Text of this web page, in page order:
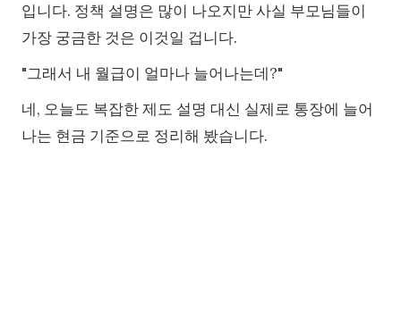
입니다. 정책 설명은 많이 나오지만 사실 부모님들이
가장 궁금한 것은 이것일 겁니다.
"그래서 내 월급이 얼마나 늘어나는데?"
네, 오늘도 복잡한 제도 설명 대신 실제로 통장에 늘어
나는 현금 기준으로 정리해 봤습니다.